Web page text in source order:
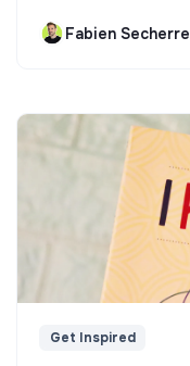
Fabien Secherre
Get Inspired